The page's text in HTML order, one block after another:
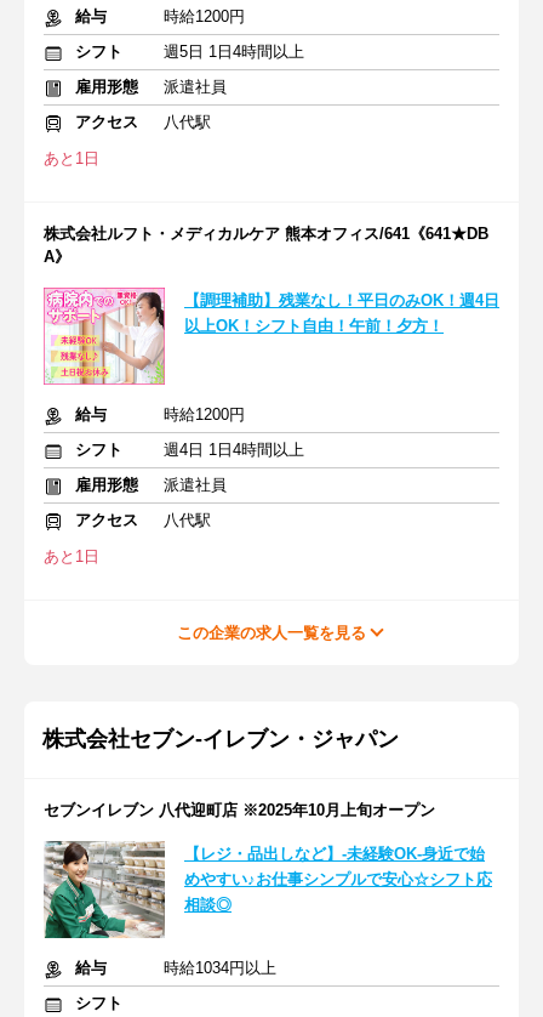
給与
時給1200円
シフト
週5日 1日4時間以上
雇用形態
派遣社員
アクセス
八代駅
あと1日
株式会社ルフト・メディカルケア 熊本オフィス/641《641★DB
A》
【調理補助】残業なし！平日のみOK！週4日
以上OK！シフト自由！午前！夕方！
給与
時給1200円
シフト
週4日 1日4時間以上
雇用形態
派遣社員
アクセス
八代駅
あと1日
この企業の求人一覧を見る
株式会社セブン-イレブン・ジャパン
セブンイレブン 八代迎町店 ※2025年10月上旬オープン
【レジ・品出しなど】-未経験OK-身近で始
めやすい♪お仕事シンプルで安心☆シフト応
相談◎
給与
時給1034円以上
シフト